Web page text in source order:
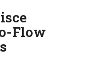
Flow